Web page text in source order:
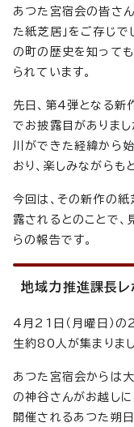
あつた宮宿会の皆さ
た紙芝居」をご存じで
の町の歴史を知っても
られています。
先日、第4弾となる新
でお披露目がありまし
川ができた経緯から
おり、楽しみながらも
今回は、その新作の
露されるとのことで
らの報告です。
地域力推進課長レ
4月21日（月曜日）
生約80人が集まりまし
あつた宮宿会からは
の神谷さんがお越し
開催されるあつた朔